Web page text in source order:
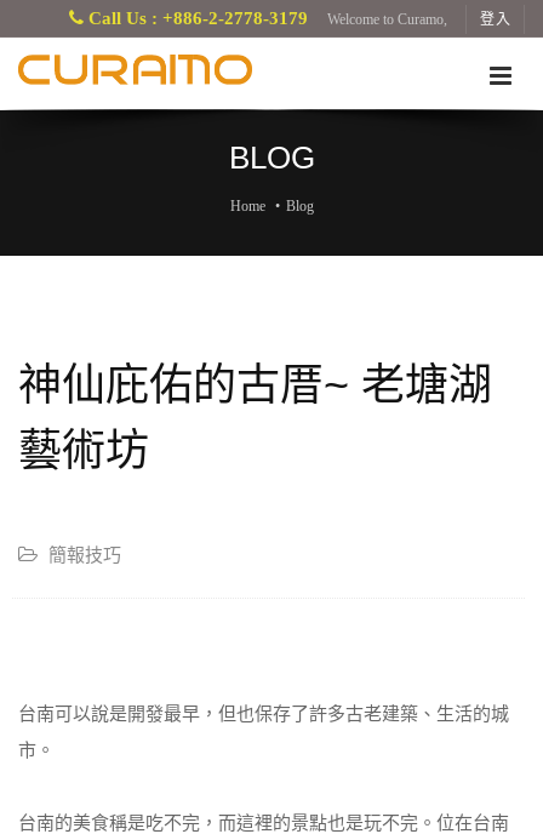
Call Us : +886-2-2778-3179 Welcome to Curamo, 登入
BLOG
Home Blog
神仙庇佑的古厝~ 老塘湖
藝術坊
簡報技巧
台南可以說是開發最早，但也保存了許多古老建築、生活的城
市。
台南的美食稱是吃不完，而這裡的景點也是玩不完。位在台南